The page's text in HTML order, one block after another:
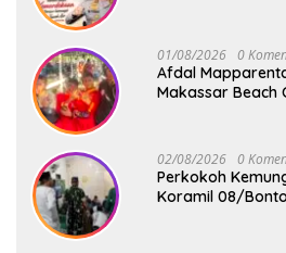
01/08/2026 0
Afdal
Makassar Beach
02/08/2026 0
Perkokoh
Koramil 08/